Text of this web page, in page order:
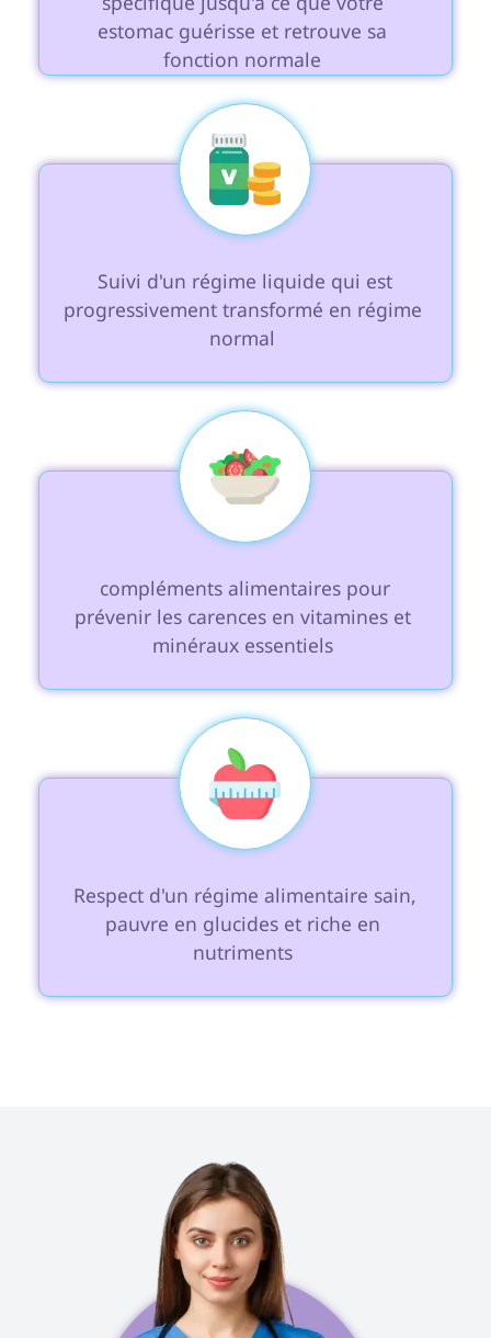
estomac guérisse et retrouve sa
fonction normale
progressivement transformé en régime
normal
prévenir les carences en vitamines et
minéraux essentiels
pauvre en glucides et riche en
nutriments